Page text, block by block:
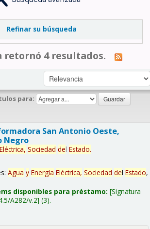
Refinar su búsqueda
retornó 4 resultados.
para:
San Antonio Oeste,
Negro
Eléctrica, Sociedad del Estado.
Agua y Energía Eléctrica, Sociedad del Estado,
disponibles para préstamo: Signatura
A282/v.2 (3).